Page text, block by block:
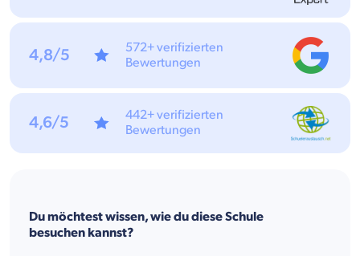
Du möchtest wissen, wie du diese Schule
besuchen kannst?
4,8/5
572+ verifizierten
Bewertungen
4,6/5
442+ verifizierten
Bewertungen